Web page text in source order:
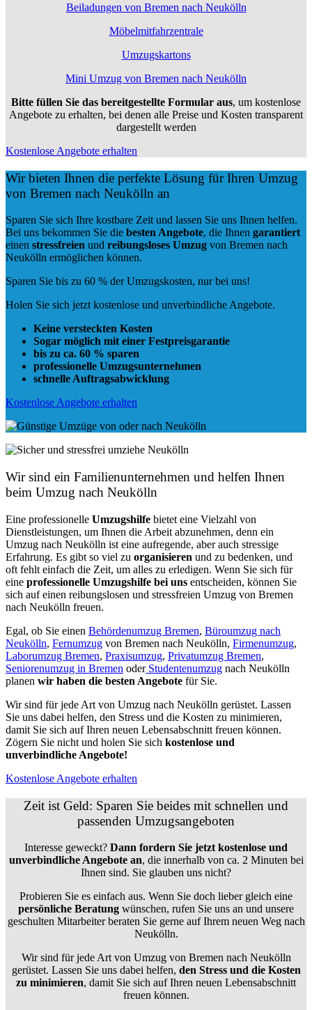
Beiladungen von Bremen nach Neukölln
Möbelmitfahrzentrale
Umzugskartons
Mini Umzug von Bremen nach Neukölln
Bitte füllen Sie das bereitgestellte Formular aus, um kostenlose
Angebote zu erhalten, bei denen alle Preise und Kosten transparent
dargestellt werden
Kostenlose Angebote erhalten
Wir bieten Ihnen die perfekte Lösung für Ihren Umzug
von Bremen nach Neukölln an
Sparen Sie sich Ihre kostbare Zeit und lassen Sie uns Ihnen helfen.
Bei uns bekommen Sie die besten Angebote, die Ihnen garantiert
einen stressfreien und reibungsloses Umzug von Bremen nach
Neukölln ermöglichen können.
Sparen Sie bis zu 60 % der Umzugskosten, nur bei uns!
Holen Sie sich jetzt kostenlose und unverbindliche Angebote.
Keine versteckten Kosten
Sogar möglich mit einer Festpreisgarantie
bis zu ca. 60 % sparen
professionelle Umzugsunternehmen
schnelle Auftragsabwicklung
Kostenlose Angebote erhalten
Wir sind ein Familienunternehmen und helfen Ihnen
beim Umzug nach Neukölln
Eine professionelle Umzugshilfe bietet eine Vielzahl von
Dienstleistungen, um Ihnen die Arbeit abzunehmen, denn ein
Umzug nach Neukölln ist eine aufregende, aber auch stressige
Erfahrung. Es gibt so viel zu organisieren und zu bedenken, und
oft fehlt einfach die Zeit, um alles zu erledigen. Wenn Sie sich für
eine professionelle Umzugshilfe bei uns entscheiden, können Sie
sich auf einen reibungslosen und stressfreien Umzug von Bremen
nach Neukölln freuen.
Egal, ob Sie einen Behördenumzug Bremen, Büroumzug nach
Neukölln, Fernumzug von Bremen nach Neukölln, Firmenumzug,
Laborumzug Bremen, Praxisumzug, Privatumzug Bremen,
Seniorenumzug in Bremen oderStudentenumzug nach Neukölln
planen wir haben die besten Angebote für Sie.
Wir sind für jede Art von Umzug nach Neukölln gerüstet. Lassen
Sie uns dabei helfen, den Stress und die Kosten zu minimieren,
damit Sie sich auf Ihren neuen Lebensabschnitt freuen können.
Zögern Sie nicht und holen Sie sich kostenlose und
unverbindliche Angebote!
Kostenlose Angebote erhalten
Zeit ist Geld: Sparen Sie beides mit schnellen und
passenden Umzugsangeboten
Interesse geweckt? Dann fordern Sie jetzt kostenlose und
unverbindliche Angebote an, die innerhalb von ca. 2 Minuten bei
Ihnen sind. Sie glauben uns nicht?
Probieren Sie es einfach aus. Wenn Sie doch lieber gleich eine
persönliche Beratung wünschen, rufen Sie uns an und unsere
geschulten Mitarbeiter beraten Sie gerne auf Ihrem neuen Weg nach
Neukölln.
Wir sind für jede Art von Umzug von Bremen nach Neukölln
gerüstet. Lassen Sie uns dabei helfen, den Stress und die Kosten
zu minimieren, damit Sie sich auf Ihren neuen Lebensabschnitt
freuen können.